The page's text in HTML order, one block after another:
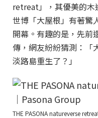
retreat」，其優美的木
世博「大屋根」有著驚
開幕。有趣的是，先前
傳，網友紛紛猜測：「
淡路島重生了？」
THE PASONA natureverse